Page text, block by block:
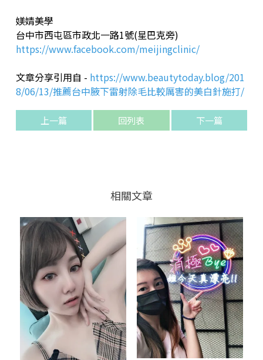
媄婧美學
台中市西屯區市政北一路1號(星巴克旁)
https://www.facebook.com/meijingclinic/
文章分享引用自 - https://www.beautytoday.blog/201
8/06/13/推薦台中腋下雷射除毛比較厲害的美白針施打/
上一篇 回列表 下一篇